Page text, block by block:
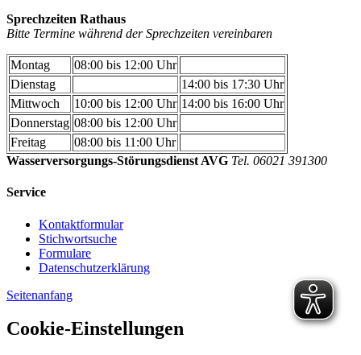
Sprechzeiten Rathaus
Bitte Termine während der Sprechzeiten vereinbaren
Montag
08:00 bis 12:00 Uhr
Dienstag
14:00 bis 17:30 Uhr
Mittwoch
10:00 bis 12:00 Uhr 14:00 bis 16:00 Uhr
Donnerstag 08:00 bis 12:00 Uhr
Freitag
08:00 bis 11:00 Uhr
Wasserversorgungs-Störungsdienst AVG Tel. 06021 391300
Service
Kontaktformular
Stichwortsuche
Formulare
Datenschutzerklärung
Seitenanfang
Cookie-Einstellungen